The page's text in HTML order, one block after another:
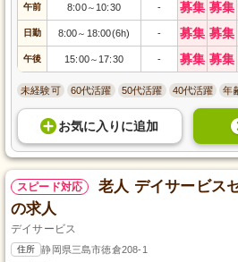
午前 8:00～ 10:30 - 募集 募集
日勤 8:00～ 18:00(6h) - 募集 募集
午後 15:00～ 17:30 - 募集 募集
未経験可 60代活躍 50代活躍 40代活躍 年
お気に入り に追加
スピード対応
老人 デイサービス
の求人
デイサービス
住所 静岡県三島市徳倉208-1